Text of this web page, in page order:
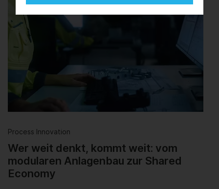
Process Innovation
Wer weit denkt, kommt weit: vom
modularen Anlagenbau zur Shared
Economy